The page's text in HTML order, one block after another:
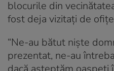
blocurile din
fost deja vizitați de
“Ne-au bătut niște
prezentat, ne-au